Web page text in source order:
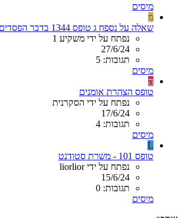
מיסים
מ
שאלה על נספח ג טופס 1344 בדבר הפסדים מועברים
נפתח על ידי משקיע 1
27/6/24
תגובות: 5
מיסים
ה
טופס הצהרת אומנים
נפתח על ידי הסקרנית
17/6/24
תגובות: 4
מיסים
L
טופס 101 - משרת סטודנט
נפתח על ידי liorlior
15/6/24
תגובות: 0
מיסים